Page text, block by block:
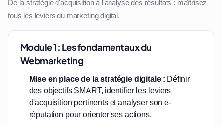
De la stratégie d'acquisition à l'analyse des résultats : maîtrisez
tous les leviers du marketing digital.
Module 1 : Les fondamentaux du
Webmarketing
Mise en place de la stratégie digitale : Définir
des objectifs SMART, identifier les leviers
d'acquisition pertinents et analyser son e-
réputation pour orienter ses actions.